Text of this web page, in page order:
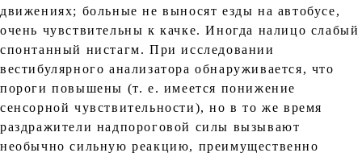
движениях; больные не выносят езды на автобусе,
очень чувствительны к качке. Иногда налицо слабый
спонтанный нистагм. При исследовании
вестибулярного анализатора обнаруживается, что
пороги повышены (т. е. имеется понижение
сенсорной чувствительности), но в то же время
раздражители надпороговой силы вызывают
необычно сильную реакцию, преимущественно